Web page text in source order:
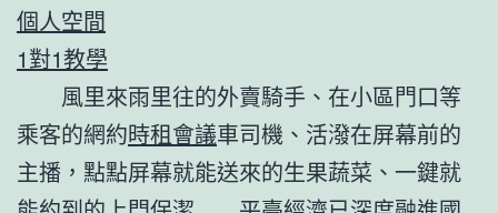
個人空間
1對1教學
風里來雨里往的外賣騎手、在小區門口等
乘客的網約時租會議車司機、活潑在屏幕前的
主播，點點屏幕就能送來的生果蔬菜、一鍵就